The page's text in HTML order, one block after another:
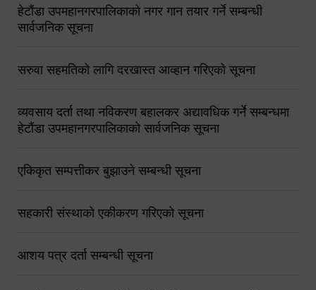
हेटौंडा उपमहानगरपालिकाको नगर गान तयार गर्ने सम्बन्धी
सार्वजनिक सूचना
सरुवा सहमतिको लागि दरखास्त आव्हान गरिएको सूचना
व्यवसाय दर्ता तथा नविकरण बहालकर अद्यावधिक गर्ने सम्बन्धमा
हेटौंडा उपमहानगरपालिकाको सार्वजनिक सूचना
एकिकृत सम्पत्तीकर बुझाउने सम्बन्धी सूचना
सहकारी संस्थाको एकीकरण गरिएको सूचना
आशय पत्र दर्ता सम्बन्धी सूचना